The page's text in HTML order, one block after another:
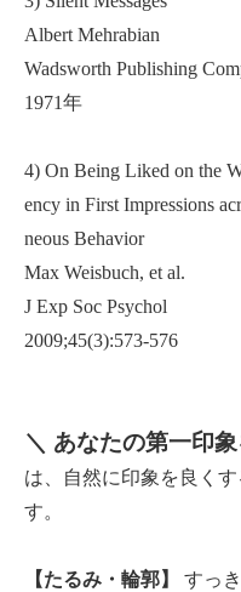
Albert Mehrabian
Wadsworth Publishing
1971年
4) On Being Liked on the
ency in First Impressions
neous Behavior
Max Weisbuch, et al.
J Exp Soc Psychol
2009;45(3):573-576
＼ あなたの第一印
は、自然に印象を良く
す。
【たるみ・輪郭】
すっ